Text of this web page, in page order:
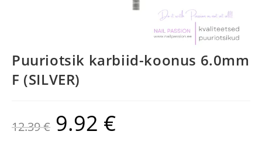
Puuriotsik karbiid-koonus 6.0mm
F (SILVER)
12.39€ 9.92 €